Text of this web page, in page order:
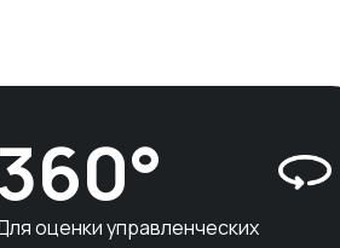
оценки управленческих